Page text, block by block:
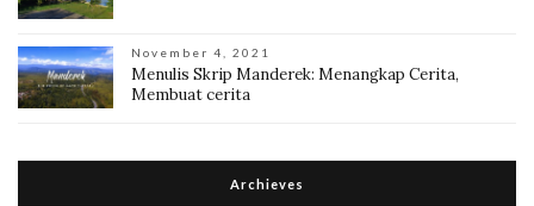
November 4, 2021
Menulis Skrip Manderek: Menangkap Cerita,
Membuat cerita
Archieves